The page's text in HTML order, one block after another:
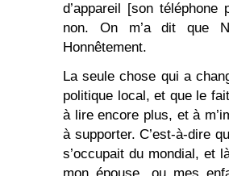
d’appareil [son
non. On m’a dit que
Honnêtement.
La seule chose qui a
politique local, et que le
à lire encore plus, et à
à supporter. C’est-à-dire
s’occupait du mondial, et